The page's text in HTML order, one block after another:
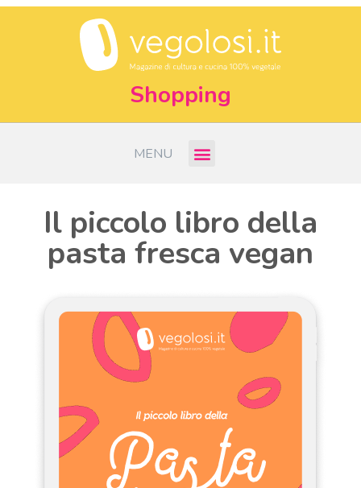
Shopping
MENU
Il piccolo libro della
pasta fresca vegan